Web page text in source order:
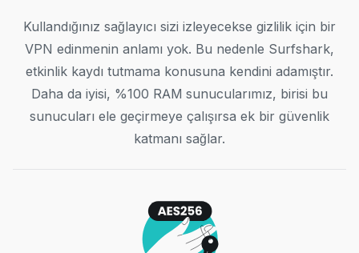
Kullandığınız sağlayıcı sizi izleyecekse gizlilik için bir
VPN edinmenin anlamı yok. Bu nedenle Surfshark,
etkinlik kaydı tutmama konusuna kendini adamıştır.
Daha da iyisi, %100 RAM sunucularımız, birisi bu
sunucuları ele geçirmeye çalışırsa ek bir güvenlik
katmanı sağlar.